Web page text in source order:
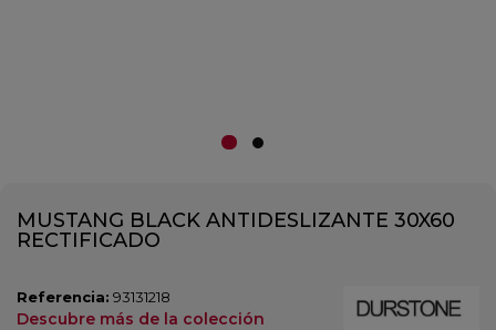
MUSTANG BLACK ANTIDESLIZANTE 30X60
RECTIFICADO
Referencia: 93131218
Descubre más de la colección